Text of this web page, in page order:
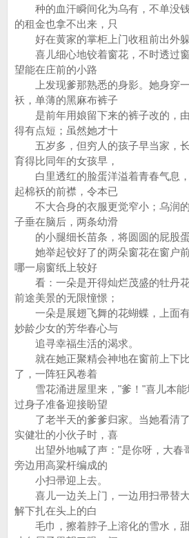
种的血汗瞬间化为乌有，不单没钱
的租金也拿不出来，只
好在黄家的掌柜上门收租前出外躲
喜儿细心地铰着窗花，不时透过窗
望能在庄前的小路
上发现爹那熟悉的身影。她身穿一
袄，单薄的黑麻布裤子
是前年用娘留下来的裤子改的，由
得有点短；虽然她才十
五岁多，但穷人的孩子早当家，长
育得比同年的女孩早，
白里透红的脸蛋洋溢着青春气息，
起棉袄的前襟，令本已
不大合身的衣服更觉窄小；乌润的
子垂在脑后，两条幼滑
的小腿细长苗条，将圆圆的屁股蛋
她举起铰好了的两朵窗花在窗户前
哪一扇窗纸上较好
看：一朵是开得灿烂茂盛的牡丹花
前途美景的无限憧憬；
一朵是展翅飞舞的花蝴蝶，上面有
妙龄少女的芳华春心与
追寻幸福生活的渴求。
就在她正聚精会神地在窗前上下比
了，一阵狂风卷着
雪花涌进屋里来，"爹！"喜儿本能
过身子准备迎接盼望
了老半天的爹爹归家。当她看清了
实健壮的小伙子时，喜
出望外地喊了声："是你呀，大春
旁边用高粱杆编成的
小扫帚迎上去。
喜儿一边关上门，一边用扫帚替大
解下扎在头上的白
毛巾，擦着脖子上溶化的雪水，甜